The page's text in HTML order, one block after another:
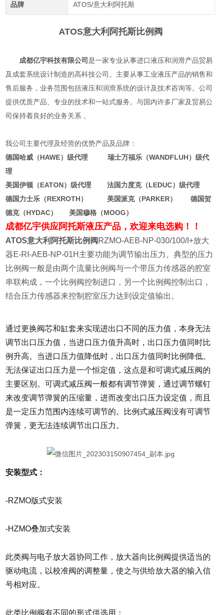
品牌 ATOS/意大利阿托斯
ATOS意大利阿托斯比例阀
成都亿宇科技有限公司是一家专业从事进口液压和润滑产品贸易
及成套系统设计制造的高科技公司。主要从事工业液压产品的销售和
售后服务，业务范围包括液压和润滑系统的设计及技术咨询等。公司
提供优质产品、专业的技术和一站式服务。与国内许多厂家及贸易公
司保持着良好的业务关系 。
我公司主要代理及经营的优势产品及品牌：
德国哈威（HAWE）级代理 瑞士万福乐（WANDFLUH）级代
理
美国伊顿（EATON）级代理 法国力度克（LEDUC）级代理
德国力士乐（REXROTH） 美国派克（PARKER） 德国贺
德克（HYDAC） 美国穆格（MOOG）
成都亿宇供应阿托斯液压产品，欢迎来电选购！！
ATOS意大利阿托斯比例阀 RZMO-AEB-NP-030/100/I+放大
器E-RI-AEB-NP-01H主要功能为调节输出压力。典型的压力
比例阀一般是由两个流量比例阀与一个带压力传感器的腔室
串联构成，一个比例阀控制进口，另一个比例阀控制出口，
结合压力传感器来控制腔室压力达到设定值输出。
通过更换阀芯和缸套来实现进出口不同的压力值，本身无法
调节出口压力值，当进口压力值升高时，出口压力值同时比
例升高。当进口压力值降低时，出口压力值同时比例降低。
无法保证出口压力是一个恒定值，这点是和可调式减压阀的
主要区别。可调式减压阀一般都有调节弹簧，通过调节螺钉
来改变调节弹簧的压缩量，进而改变出口压力设定值，而且
是一定压力范围内连续可调节的。比例式减压阀没有可调节
弹簧，更无法连续调节出口压力。
安装型式：
-RZMO版式安装
-HZMO叠加式安装
此类阀与电子放大器协同工作，放大器向比例阀提供适当的
驱动电流，以校准阀的调整量，使之与供给放大器的输入信
号相对应。
此类比例阀有不同的形式供选用：